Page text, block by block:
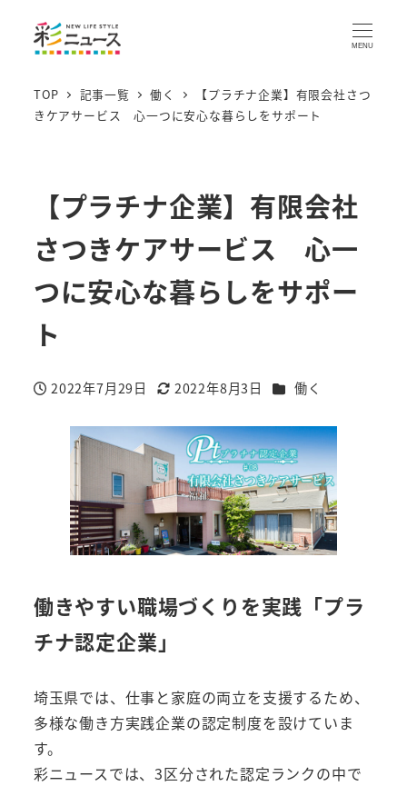
MENU
TOP 記事一覧 働く
【プラチナ企業】有限会社さつ
きケアサービス 心一つに安心な暮らしをサポート
【プラチナ企業】有限会社
さつきケアサービス 心一
つに安心な暮らしをサポー
ト
投稿日
2022年7月29日
更新日
2022年8月3日 カテゴリー
働く
働きやすい職場づくりを実践「プラ
チナ認定企業」
埼玉県では、仕事と家庭の両立を支援するため、
多様な働き方実践企業の認定制度を設けていま
す。
彩ニュースでは、3区分された認定ランクの中で